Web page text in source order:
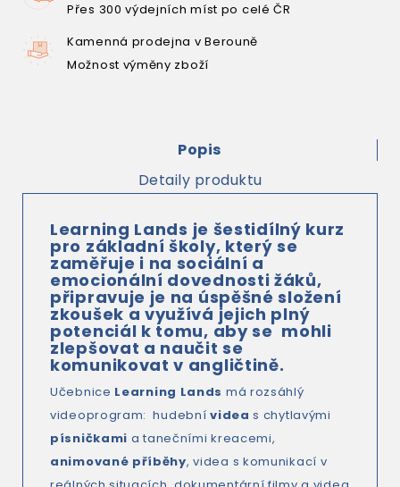
Přes 300 výdejních míst po celé ČR
Kamenná prodejna v Berouně
Možnost výměny zboží
Popis
Detaily produktu
Learning Lands je šestidílný kurz
pro základní školy, který se
zaměřuje i na sociální a
emocionální dovednosti žáků,
připravuje je na úspěšné složení
zkoušek a využívá jejich plný
potenciál k tomu, aby se mohli
zlepšovat a naučit se
komunikovat v angličtině.
Učebnice Learning Lands má rozsáhlý
videoprogram: hudební videa s chytlavými
písničkami a tanečními kreacemi,
animované příběhy, videa s komunikací v